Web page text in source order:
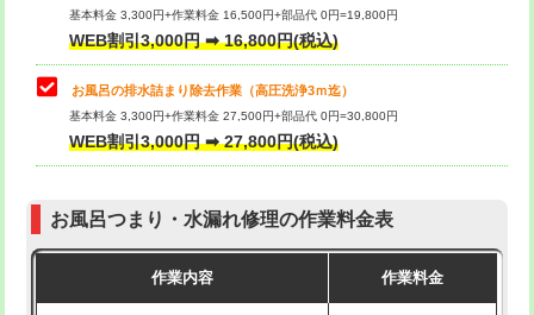
小便器トイレ脱着
その他部品の脱着 8,800円～
交換・取付（タンク）
交換・取付（普通便座） 11,000円+材料費
交換・取付（温水洗浄便座） 16,500円+材料費
基本料金 3,300円+作業料金 16,500円+部品代 0円=19,800円
WEB割引3,000円 ➡ 16,800円(税込)
お風呂の排水詰まり除去作業（高圧洗浄3ｍ迄）
基本料金 3,300円+作業料金 27,500円+部品代 0円=30,800円
WEB割引3,000円 ➡ 27,800円(税込)
お風呂つまり・水漏れ修理の作業料金表
作業内容 作業料金